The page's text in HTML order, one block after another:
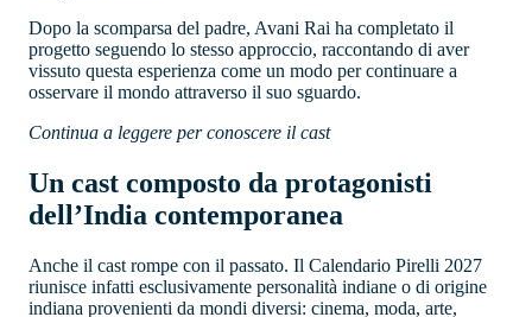
Dopo la scomparsa del padre, Avani Rai ha completato il
progetto seguendo lo stesso approccio, raccontando di aver
vissuto questa esperienza come un modo per continuare a
osservare il mondo attraverso il suo sguardo.
Continua a leggere per conoscere il cast
Un cast composto da protagonisti
dell’India contemporanea
Anche il cast rompe con il passato. Il Calendario Pirelli 2027
riunisce infatti esclusivamente personalità indiane o di origine
indiana provenienti da mondi diversi: cinema, moda, arte,